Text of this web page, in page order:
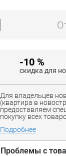
-10 %
скидка для
Для владельцев
(квартира в
предоставляем
покупку всех
Подробнее
Проблемы с